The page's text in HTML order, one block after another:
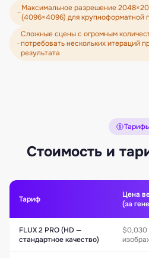
Максимальное разрешение
(4096×4096) для крупноформатной
Сложные сцены с огромным
потребовать нескольких итераций
результата
Стоимость и
Тариф
Цена
(за
FLUX 2 PRO (HD —
стандартное качество)
$0,030